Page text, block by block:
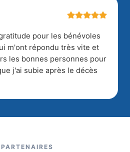
pour les bénévoles
m'ont répondu très vite et
les bonnes personnes pour
j'ai subie après le décès